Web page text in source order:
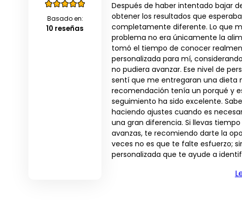
Basado en:
10 reseñas
Después de haber intentado bajar
obtener los resultados que
completamente diferente. Lo que
problema no era únicamente la
tomó el tiempo de conocer
personalizada para mí,
no pudiera avanzar. Ese nivel de
sentí que me entregaran una dieta
recomendación tenía un porqué y
seguimiento ha sido excelente.
haciendo ajustes cuando es
una gran diferencia. Si llevas
avanzas, te recomiendo darte la
veces no es que te falte esfuerzo;
personalizada que te ayude a